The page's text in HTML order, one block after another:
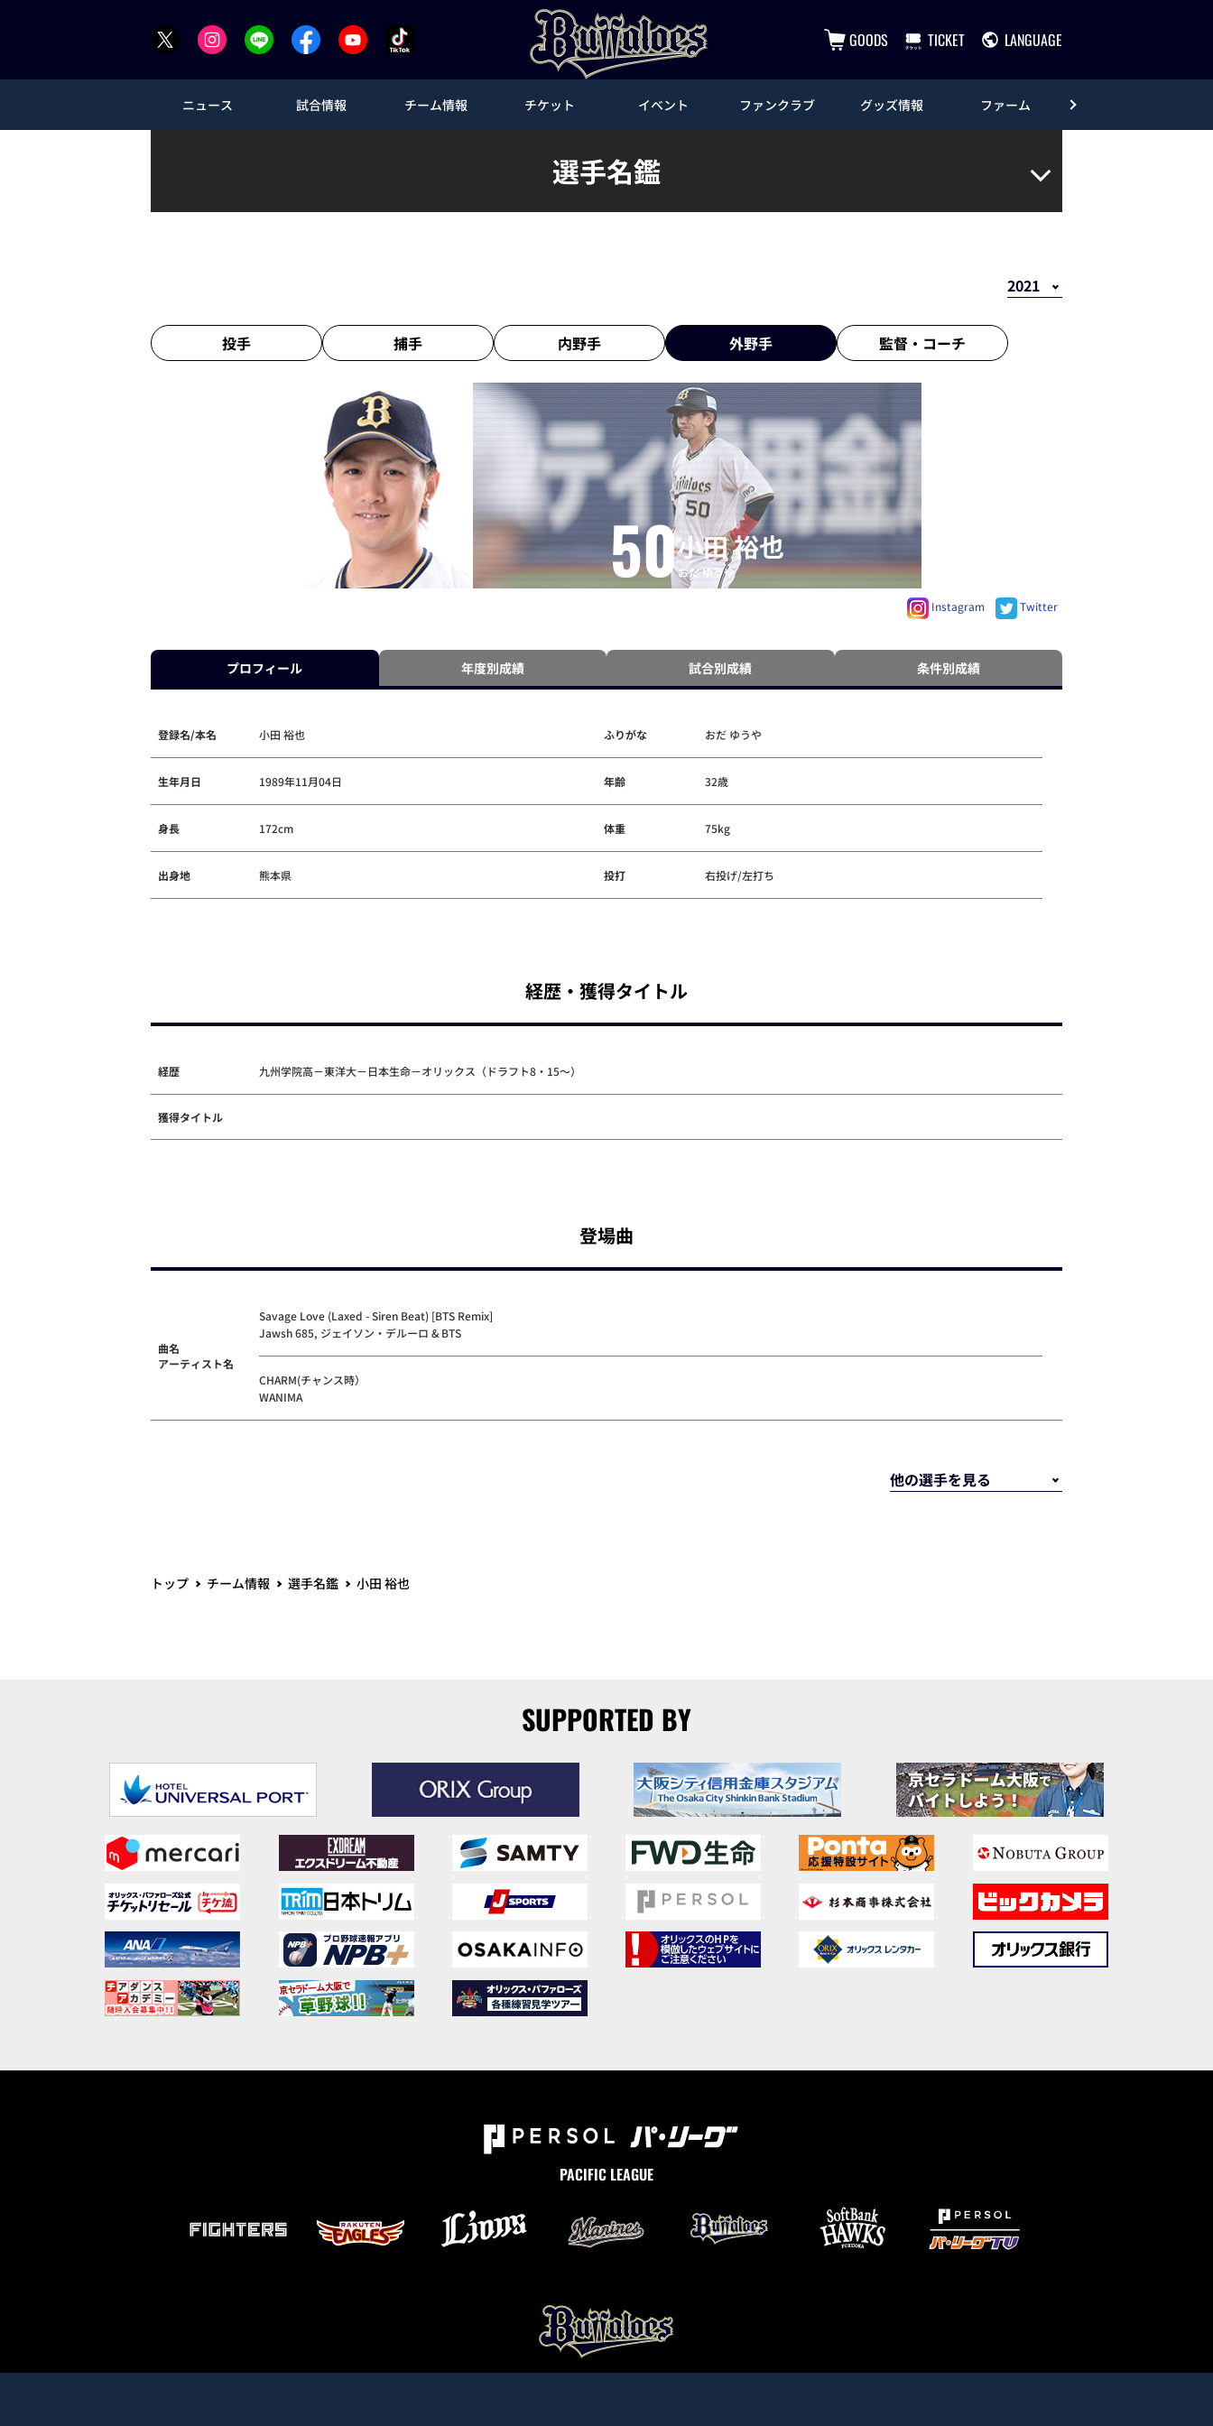
GOODS TICKET LANGUAGE
ニュース 試合情報 チーム情報 チケット イベント ファンクラブ グッズ情報 ファーム
選手名鑑
投手 捕手 内野手 外野手 監督・ コーチ
50小田 裕也
おだ ゆうや
Instagram Twitter
プロフィール 年度別成績 試合別成績 条件別成績
登録名/本名 小田 裕也 ふりがな おだ ゆうや
生年月日 1989年11月04日 年齢 32歳
身長 172cm 体重 75kg
出身地 熊本県 投打 右投げ/左打ち
経歴・獲得タイトル
経歴 九州学院高－東洋大－日本生命－オリックス（ドラフト8・15～）
獲得タイトル
登場曲
曲名
アーティスト名
Savage Love (Laxed - Siren Beat) [BTS Remix]
Jawsh 685, ジェイソン・デルーロ & BTS
CHARM(チャンス時）
WANIMA
トップ チーム情報 選手名鑑 小田 裕也
SUPPORTED BY
PACIFIC LEAGUE